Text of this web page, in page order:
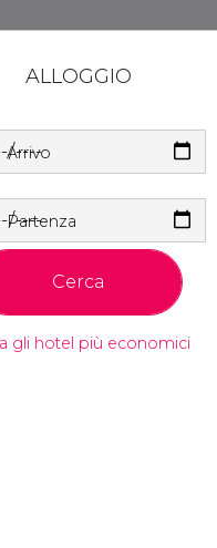
ALLOGGIO
Arrivo
Partenza
Cerca
gli hotel più economici